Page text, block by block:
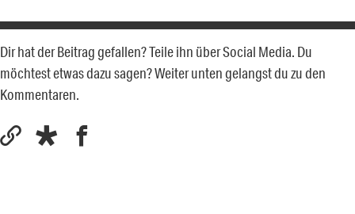
Dir hat der Beitrag gefallen? Teile ihn über Social Media. Du
möchtest etwas dazu sagen? Weiter unten gelangst du zu den
Kommentaren.